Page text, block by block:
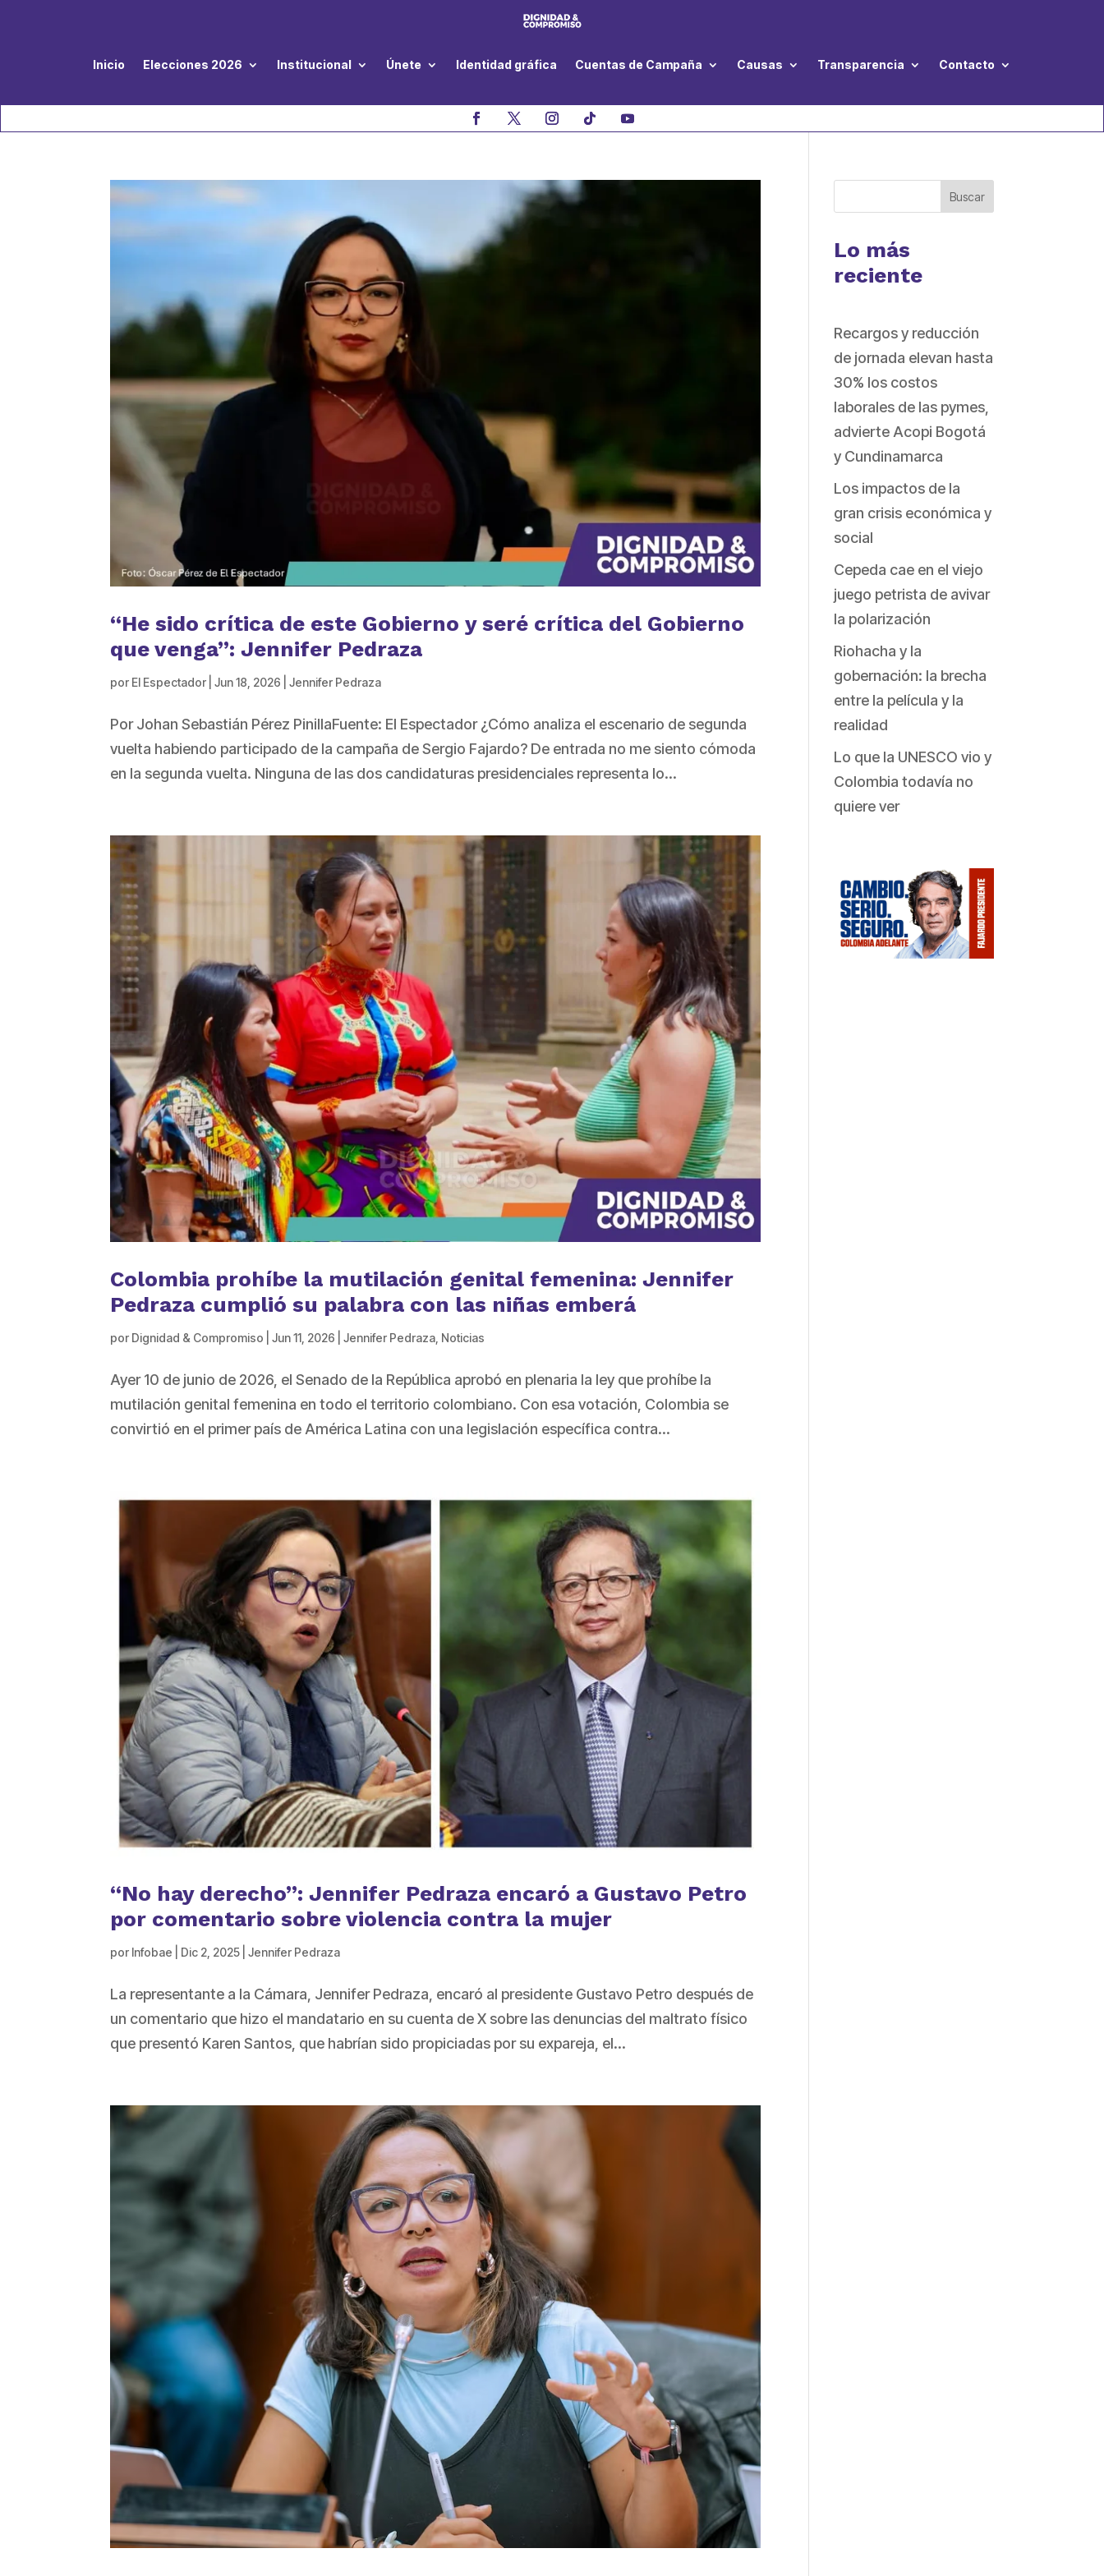
Inicio Elecciones 2026 Institucional Únete Identidad gráfica Cuentas de Campaña Causas Transparencia Contacto
“He sido crítica de este Gobierno y seré crítica del Gobierno
que venga”: Jennifer Pedraza
por El Espectador |Jun 18, 2026 |Jennifer Pedraza
Por Johan Sebastián Pérez PinillaFuente: El Espectador ¿Cómo analiza el escenario de segunda
vuelta habiendo participado de la campaña de Sergio Fajardo? De entrada no me siento cómoda
en la segunda vuelta. Ninguna de las dos candidaturas presidenciales representa lo...
Colombia prohíbe la mutilación genital femenina: Jennifer
Pedraza cumplió su palabra con las niñas emberá
por Dignidad & Compromiso |Jun 11, 2026 |Jennifer Pedraza Noticias
Ayer 10 de junio de 2026, el Senado de la República aprobó en plenaria la ley que prohíbe la
mutilación genital femenina en todo el territorio colombiano. Con esa votación, Colombia se
convirtió en el primer país de América Latina con una legislación específica contra...
“No hay derecho”: Jennifer Pedraza encaró a Gustavo Petro
por comentario sobre violencia contra la mujer
por Infobae Dic 2, 2025 |Jennifer Pedraza
La representante a la Cámara, Jennifer Pedraza, encaró al presidente Gustavo Petro después de
un comentario que hizo el mandatario en su cuenta de X sobre las denuncias del maltrato físico
que presentó Karen Santos, que habrían sido propiciadas por su expareja, el...
Buscar
Lo más
reciente
Recargos y reducción
de jornada elevan hasta
30% los costos
laborales de las pymes,
advierte Acopi Bogotá
y Cundinamarca
Los impactos de la
gran crisis económica y
social
Cepeda cae en el viejo
juego petrista de avivar
la polarización
Riohacha y la
gobernación: la brecha
entre la película y la
realidad
Lo que la UNESCO vio y
Colombia todavía no
quiere ver